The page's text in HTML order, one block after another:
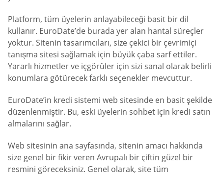
Platform, tüm üyelerin anlayabileceği basit bir dil
kullanır. EuroDate’de burada yer alan hantal süreçler
yoktur. Sitenin tasarımcıları, size çekici bir çevrimiçi
tanışma sitesi sağlamak için büyük çaba sarf ettiler.
Yararlı hizmetler ve içgörüler için sizi sanal olarak belirli
konumlara götürecek farklı seçenekler mevcuttur.
EuroDate’in kredi sistemi web sitesinde en basit şekilde
düzenlenmiştir. Bu, eski üyelerin sohbet için kredi satın
almalarını sağlar.
Web sitesinin ana sayfasında, sitenin amacı hakkında
size genel bir fikir veren Avrupalı bir çiftin güzel bir
resmini göreceksiniz. Genel olarak, site tüm